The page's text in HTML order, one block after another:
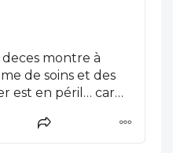
montre à
soins et des
est en péril… car
aux urgences - ce
mais nos